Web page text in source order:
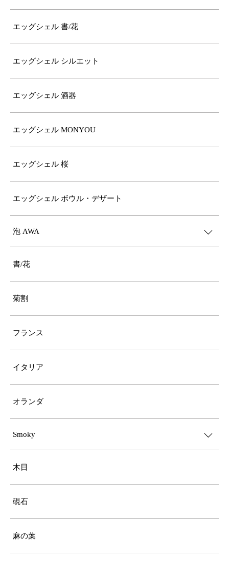
エッグシェル 書/花
エッグシェル シルエット
エッグシェル 酒器
エッグシェル MONYOU
エッグシェル 桜
エッグシェル ボウル・デザート
泡 AWA
書/花
菊割
フランス
イタリア
オランダ
Smoky
木目
硯石
麻の葉